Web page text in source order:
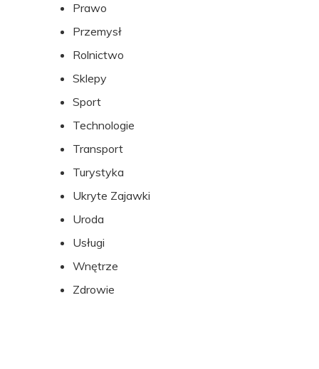
Prawo
Przemysł
Rolnictwo
Sklepy
Sport
Technologie
Transport
Turystyka
Ukryte Zajawki
Uroda
Usługi
Wnętrze
Zdrowie